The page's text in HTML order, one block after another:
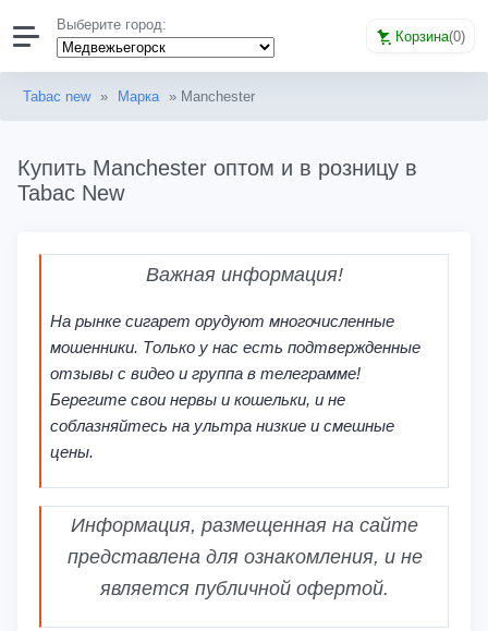
Выберите город:
Корзина(0)
Tabac new » Марка » Manchester
Купить Manchester оптом и в розницу в
Tabac New
Важная информация!
На рынке сигарет орудуют многочисленные
мошенники. Только у нас есть подтвержденные
отзывы с видео и группа в телеграмме!
Берегите свои нервы и кошельки, и не
соблазняйтесь на ультра низкие и смешные
цены.
Информация, размещенная на сайте
представлена для ознакомления, и не
является публичной офертой.